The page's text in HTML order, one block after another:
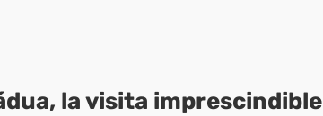
la visita imprescindible